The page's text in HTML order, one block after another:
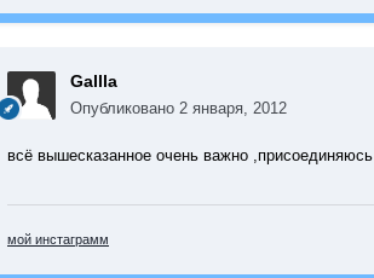
Gallla
Опубликовано 2 января, 2012
всё вышесказанное очень важно ,присоединяюсь
мой инстаграмм